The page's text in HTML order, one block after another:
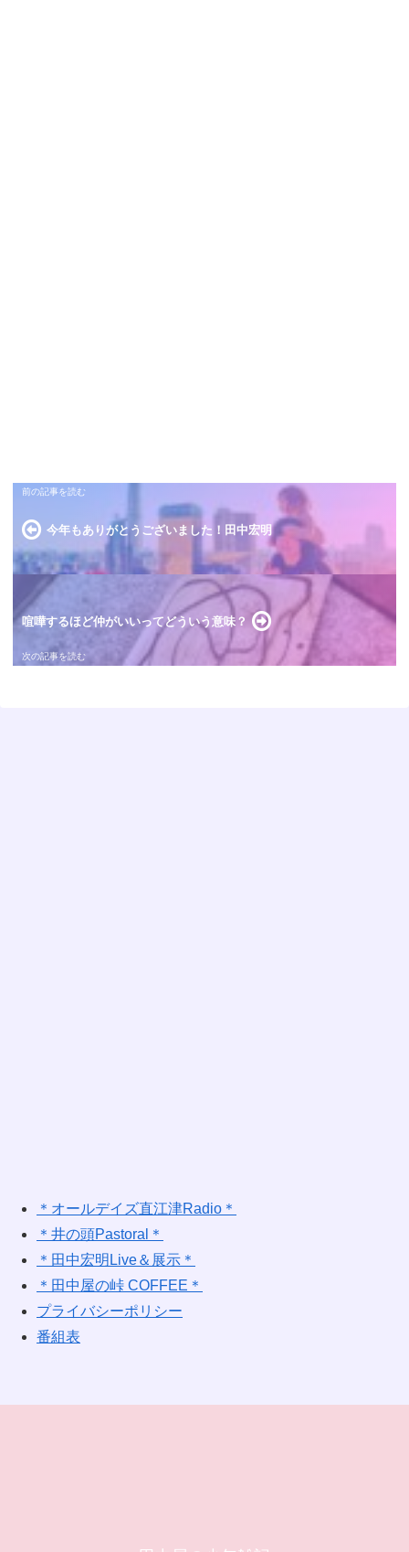
今年もありがとうございました！田中宏明
喧嘩するほど仲がいいってどういう意味？
＊オールデイズ直江津Radio＊
＊井の頭Pastoral＊
＊田中宏明Live＆展示＊
＊田中屋の峠 COFFEE＊
プライバシーポリシー
番組表